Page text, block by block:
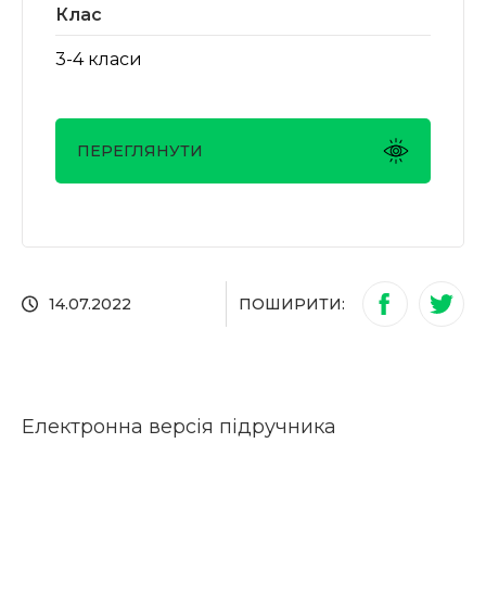
14.07.2022 ПОШИРИТИ:
Електронна версія підручника
Клас
3-4 класи
ПЕРЕГЛЯНУТИ